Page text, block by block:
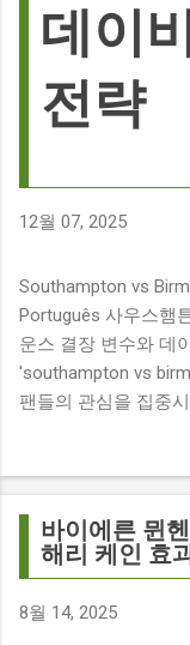
데이
전략
12월 07, 2025
Southampton vs
Português 사우스햄
운스 결장 변수와 데
'southampton vs
팬들의 관심을 집중
다음과 같습니다.
Birmingham City ft
버밍엄 시티 경기에
700만 파운드 스트라
바이에른 뮌
해리 케인 효
8월 14, 2025